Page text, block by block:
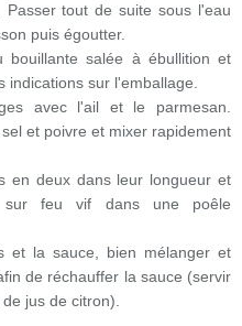
Passer tout de suite sous l'eau
puis égoutter.
bouillante salée à ébullition et
indications sur l'emballage.
avec l'ail et le parmesan.
et poivre et mixer rapidement
en deux dans leur longueur et
sur feu vif dans une poêle
et la sauce, bien mélanger et
de réchauffer la sauce (servir
jus de citron).